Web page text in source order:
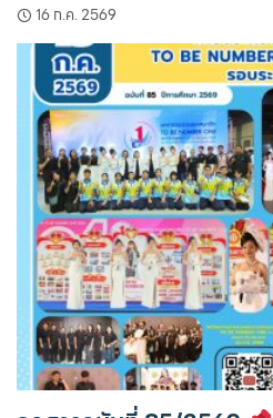
16 ก.ค. 2569